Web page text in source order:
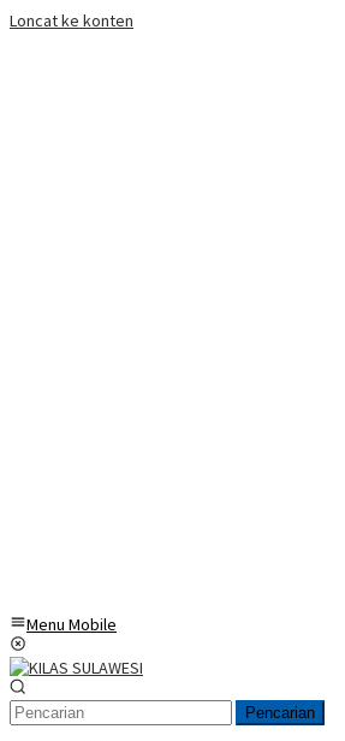
Loncat ke konten
Menu Mobile
Pencarian